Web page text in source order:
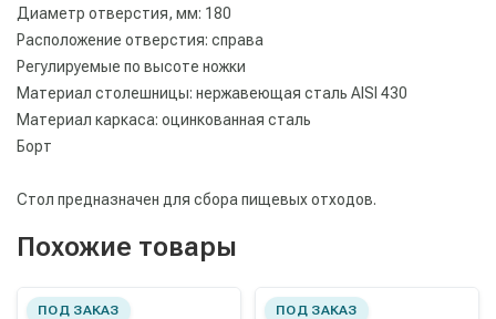
Диаметр отверстия, мм: 180
Расположение отверстия: справа
Регулируемые по высоте ножки
Материал столешницы: нержавеющая сталь AISI 430
Материал каркаса: оцинкованная сталь
Борт
Стол предназначен для сбора пищевых отходов.
Похожие товары
ПОД ЗАКАЗ ПОД ЗАКАЗ